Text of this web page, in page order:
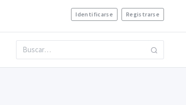
Identificarse Registrarse